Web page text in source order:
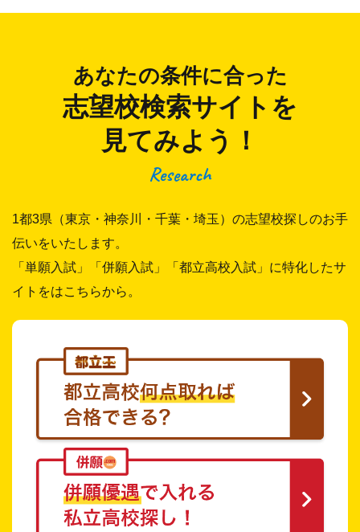
あなたの条件に合った
志望校検索サイトを
見てみよう！
Research
1都3県（東京・神奈川・千葉・埼玉）の志望校探しのお手
伝いをいたします。
「単願入試」「併願入試」「都立高校入試」に特化したサ
イトをはこちらから。